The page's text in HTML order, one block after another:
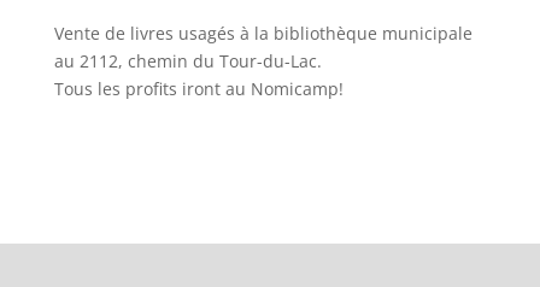
Vente de livres usagés à la bibliothèque municipale
au 2112, chemin du Tour-du-Lac.
Tous les profits iront au Nomicamp!